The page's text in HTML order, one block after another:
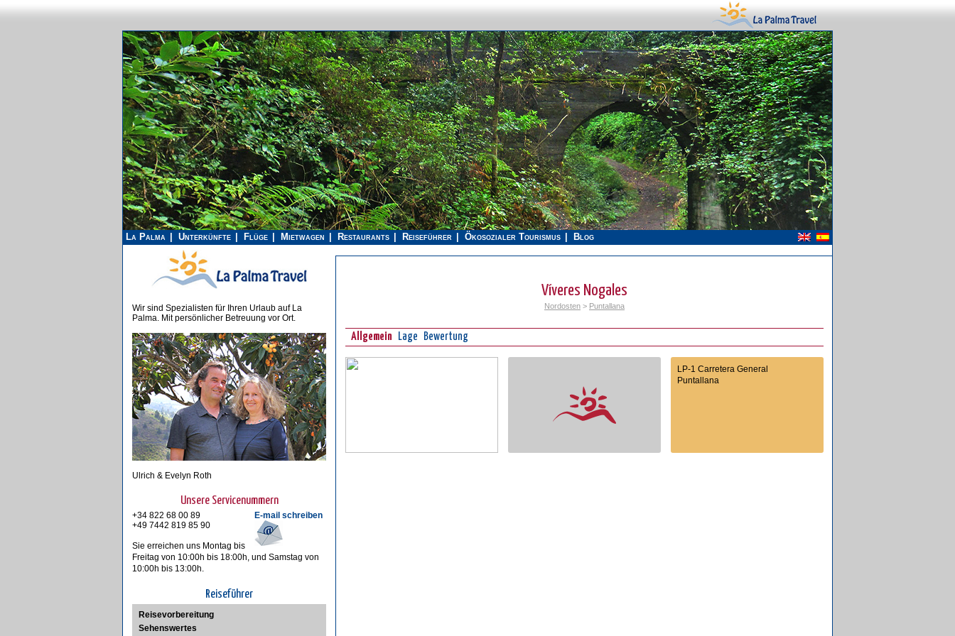
La Palma Unterkünfte Flüge Mietwagen Restaurants Reiseführer Ökosozialer Tourismus Blog
Víveres Nogales
Nordosten > Puntallana
Allgemein Lage Bewertung
LP-1 Carretera General
Puntallana
Wir sind Spezialisten für Ihren Urlaub auf La
Palma. Mit persönlicher Betreuung vor Ort.
Ulrich & Evelyn Roth
Unsere Servicenummern
E-mail schreiben
+34 822 68 00 89
+49 7442 819 85 90
Sie erreichen uns Montag bis
Freitag von 10:00h bis 18:00h, und Samstag von
10:00h bis 13:00h.
Reiseführer
Reisevorbereitung
Sehenswertes